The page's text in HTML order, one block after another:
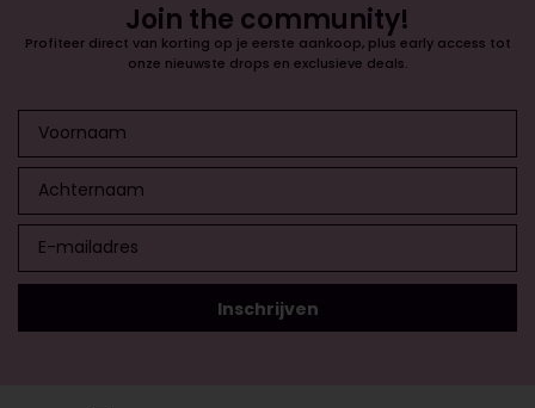
Join the community!
Profiteer direct van korting op je eerste aankoop, plus early access tot
onze nieuwste drops en exclusieve deals.